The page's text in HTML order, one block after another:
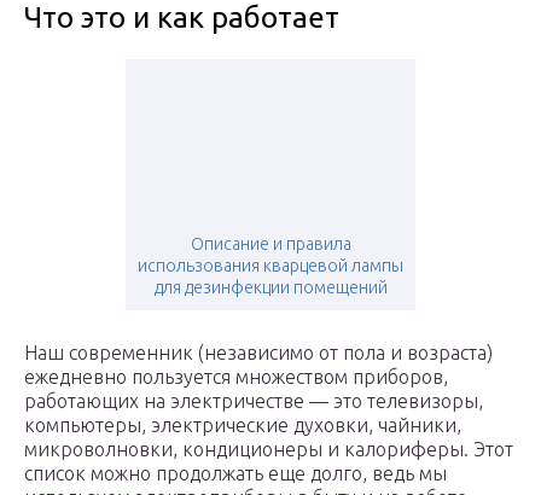
Что это и как работает
Описание и правила
использования кварцевой лампы
для дезинфекции помещений
Наш современник (независимо от пола и возраста)
ежедневно пользуется множеством приборов,
работающих на электричестве — это телевизоры,
компьютеры, электрические духовки, чайники,
микроволновки, кондиционеры и калориферы. Этот
список можно продолжать еще долго, ведь мы